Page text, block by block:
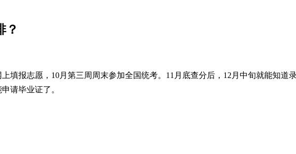
？
填报志愿，10月第三周周末参加全国统考。11月底查分后，12月中旬就能知道
请毕业证了。